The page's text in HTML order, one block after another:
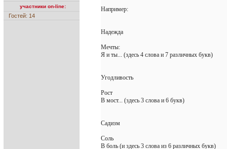
участники on-line:
Гостей: 14
Например:
Надежда
Мечты:
Я и ты... (здесь 4 слова и 7 различных букв)
Угодливость
Рост
В мост... (здесь 3 слова и 6 букв)
Садизм
Соль
В боль (и здесь 3 слова из 6 различных букв)